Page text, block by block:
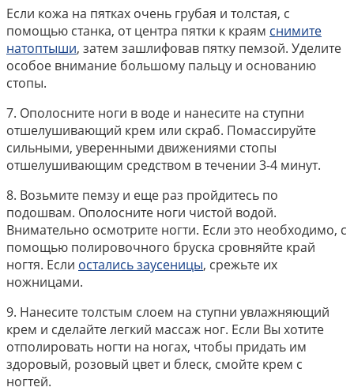
Если кожа на пятках очень грубая и толстая, с
помощью станка, от центра пятки к краям снимите
натоптыши, затем зашлифовав пятку пемзой. Уделите
особое внимание большому пальцу и основанию
стопы.
7. Ополосните ноги в воде и нанесите на ступни
отшелушивающий крем или скраб. Помассируйте
сильными, уверенными движениями стопы
отшелушивающим средством в течении 3-4 минут.
8. Возьмите пемзу и еще раз пройдитесь по
подошвам. Ополосните ноги чистой водой.
Внимательно осмотрите ногти. Если это необходимо, с
помощью полировочного бруска сровняйте край
ногтя. Если остались заусеницы, срежьте их
ножницами.
9. Нанесите толстым слоем на ступни увлажняющий
крем и сделайте легкий массаж ног. Если Вы хотите
отполировать ногти на ногах, чтобы придать им
здоровый, розовый цвет и блеск, смойте крем с
ногтей.